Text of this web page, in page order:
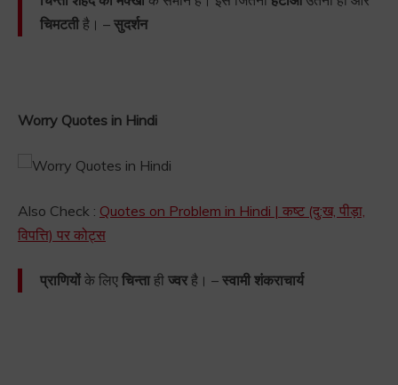
चिमटतीहै। – सुदर्शन
Worry Quotes in Hindi
Also Check : Quotes on Problem in Hindi | कष्ट (दु:ख, पीड़ा,
विपत्ति) पर कोट्स
प्राणियोंके लिए चिन्ताही ज्वरहै। – स्वामी शंकराचार्य